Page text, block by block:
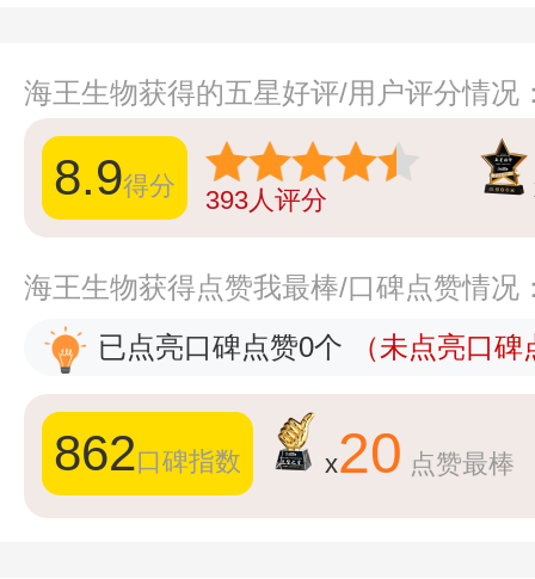
海王生物获得的五星好评/用户评分情况
8.9得分 393人评分
海王生物获得点赞我最棒/口碑点赞情况
已点亮口碑点赞0个
（未点亮口
862口碑指数 x20 点赞最棒